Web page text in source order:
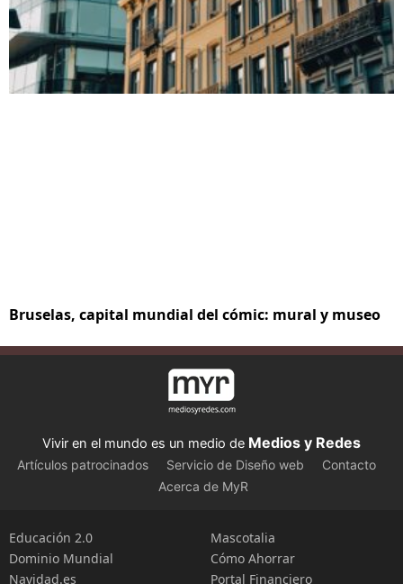
Bruselas, capital mundial del cómic: mural y museo
Vivir en el mundo es un medio de Medios y Redes
Artículos patrocinados Servicio de Diseño web
Contacto
Acerca de MyR
Educación 2.0
Dominio Mundial
Navidad.es
Mascotalia
Cómo Ahorrar
Portal Financiero